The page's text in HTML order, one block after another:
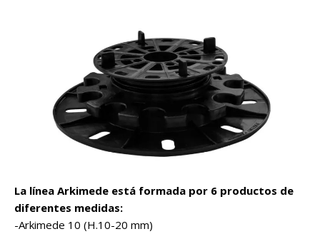
La línea Arkimede está formada por 6 productos de
diferentes medidas:
-Arkimede 10 (H.10-20 mm)